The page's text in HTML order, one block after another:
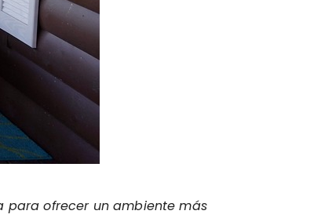
para ofrecer un ambiente más